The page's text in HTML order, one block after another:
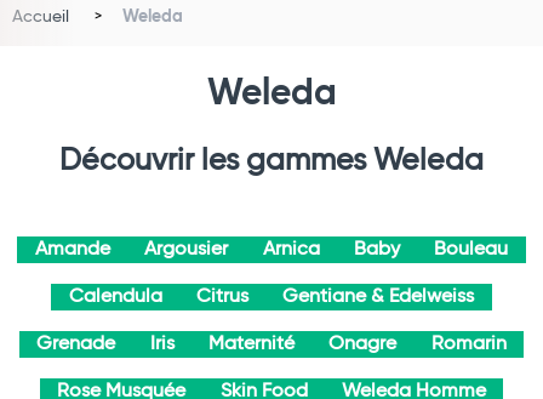
Accueil Weleda
Weleda
Découvrir les gammes Weleda
Amande Argousier Arnica Baby Bouleau
Calendula Citrus Gentiane & Edelweiss
Grenade Iris Maternité Onagre Romarin
Rose Musquée Skin Food Weleda Homme